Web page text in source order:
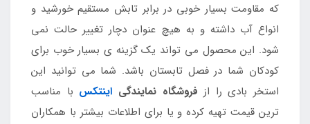
که مقاومت بسیار خوبی در برابر تابش مستقیم خورشید و
انواع آب داشته و به هیچ عنوان دچار تغییر حالت نمی
شود. این محصول می تواند یک گزینه ی بسیار خوب برای
کودکان شما در فصل تابستان باشد. شما می توانید این
استخر بادی را از فروشگاه نمایندگی اینتکس با مناسب
ترین قیمت تهیه کرده و یا برای اطلاعات بیشتر با همکاران